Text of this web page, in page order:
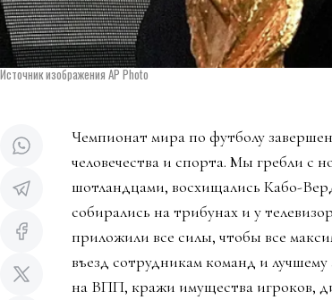
Источник изображения AP Photo
Чемпионат мира по футболу
человечества и спорта. Мы гребли с
шотландцами, восхищались Кабо-
собирались на трибунах и у
приложили все силы, чтобы все
въезд сотрудникам команд и
на ВПП, кражи имущества игроков,